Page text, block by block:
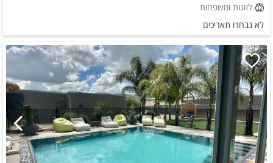
לזוגות ומשפחות
לא נבחרו תאריכים